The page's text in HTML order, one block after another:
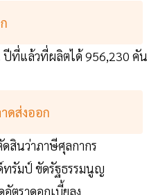
ปีที่แล้วที่ผลิตได้ 956,230 คัน
ดส่งออก
ดสินว่าภาษีศุลกากร
รัมป์ ขัดรัฐธรรมนูญ
ตราดอกเบี้ยลง